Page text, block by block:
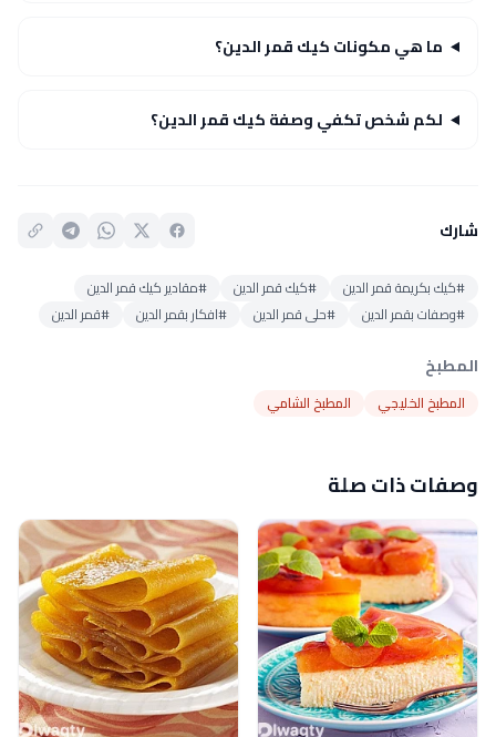
ما هي مكونات كيك قمر الدين؟
لكم شخص تكفي وصفة كيك قمر الدين؟
شارك
#كيك بكريمة قمر الدين #كيك قمر الدين
#مقادير كيك قمر الدين
#وصفات بقمر الدين
#حلى قمر الدين #افكار بقمر الدين #قمر الدين
المطبخ
المطبخ الخليجي المطبخ الشامي
وصفات ذات صلة